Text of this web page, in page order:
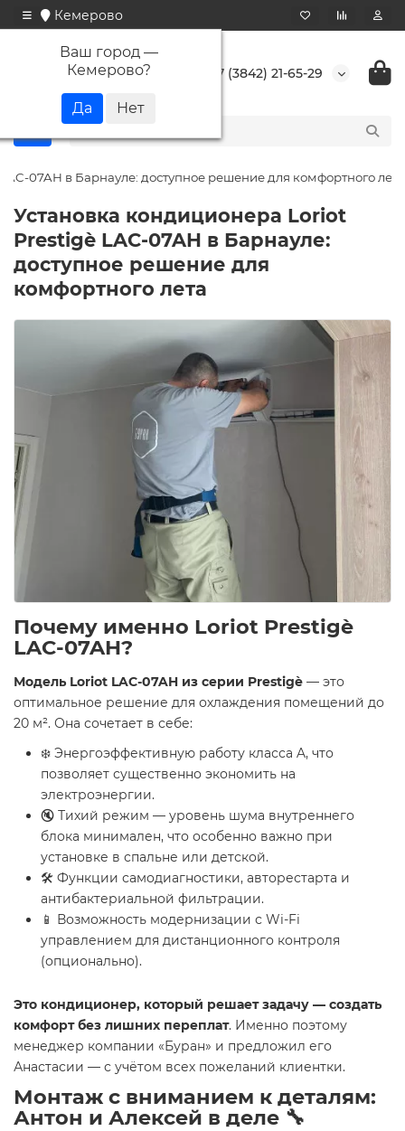
Кемерово
Ваш город —
Кемерово? +7 (3842) 21-65-29
07AH в Барнауле: доступное решение для комфортного лета
Установка кондиционера Loriot
Prestigè LAC-07AH в Барнауле:
доступное решение для
комфортного лета
Почему именно Loriot Prestigè
LAC-07AH?
Модель Loriot LAC-07AH из серии Prestigè — это
оптимальное решение для охлаждения помещений до
20 м². Она сочетает в себе:
❄️ Энергоэффективную работу класса A, что
позволяет существенно экономить на
электроэнергии.
🔇 Тихий режим — уровень шума внутреннего
блока минимален, что особенно важно при
установке в спальне или детской.
🛠️ Функции самодиагностики, авторестарта и
антибактериальной фильтрации.
📱 Возможность модернизации с Wi-Fi
управлением для дистанционного контроля
(опционально).
Это кондиционер, который решает задачу — создать
комфорт без лишних переплат. Именно поэтому
менеджер компании «Буран» и предложил его
Анастасии — с учётом всех пожеланий клиентки.
Монтаж с вниманием к деталям:
Антон и Алексей в деле 🔧